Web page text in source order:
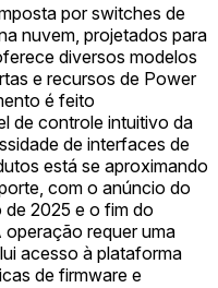
por switches de
nuvem, projetados para
diversos modelos
e recursos de Power
é feito
de controle intuitivo da
de interfaces de
está se aproximando
com o anúncio do
2025 e o fim do
operação requer uma
acesso à plataforma
de firmware e